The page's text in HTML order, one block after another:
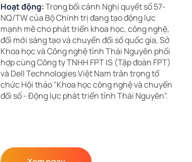
Hoạt động:Trong bối cảnh Nghị quyết số 57-
NQ/TW của Bộ Chính trị đang tạo động lực
mạnh mẽ cho phát triển khoa học, công nghệ,
đổi mới sáng tạo và chuyển đổi số quốc gia, Sở
Khoa học và Công nghệ tỉnh Thái Nguyên phối
hợp cùng Công ty TNHH FPT IS (Tập đoàn FPT)
và Dell Technologies Việt Nam trân trọng tổ
chức Hội thảo "Khoa học công nghệ và chuyển
đổi số - Động lực phát triển tỉnh Thái Nguyên".